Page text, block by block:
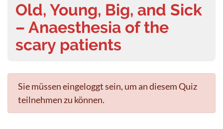
Old, Young, Big, and Sick
– Anaesthesia of the
scary patients
Sie müssen eingeloggt sein, um an diesem Quiz
teilnehmen zu können.